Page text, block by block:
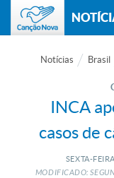
Notícias Brasil
INCA
casos de
SEXTA-
MODIFICADO: